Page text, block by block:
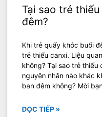
Tại sao trẻ
đêm?
Khi trẻ quấy khóc buổi
trẻ thiếu canxi. Liệu
không? Tại sao trẻ thiếu
nguyên nhân nào khác
ban đêm không? Mời
ĐỌC TIẾP »